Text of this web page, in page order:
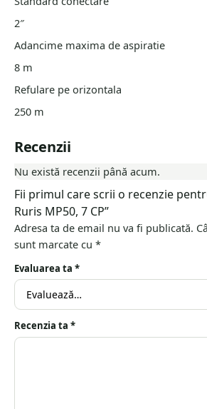
2″
Adancime maxima de aspiratie
8 m
Refulare pe orizontala
250 m
Recenzii
Nu există recenzii până acum.
Fii primul care scrii o recenzie
Ruris MP50, 7 CP”
Adresa ta de email nu va fi publicată.
sunt marcate cu *
Evaluarea ta *
Recenzia ta *